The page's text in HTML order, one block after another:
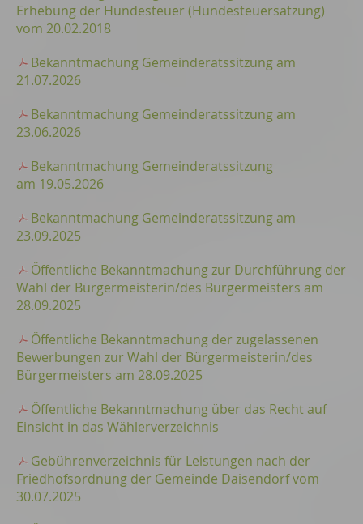
Erhebung der Hundesteuer (Hundesteuersatzung)
vom 20.02.2018
Bekanntmachung Gemeinderatssitzung am
21.07.2026
Bekanntmachung Gemeinderatssitzung am
23.06.2026
Bekanntmachung Gemeinderatssitzung
am 19.05.2026
Bekanntmachung Gemeinderatssitzung am
23.09.2025
Öffentliche Bekanntmachung zur Durchführung der
Wahl der Bürgermeisterin/des Bürgermeisters am
28.09.2025
Öffentliche Bekanntmachung der zugelassenen
Bewerbungen zur Wahl der Bürgermeisterin/des
Bürgermeisters am 28.09.2025
Öffentliche Bekanntmachung über das Recht auf
Einsicht in das Wählerverzeichnis
Gebührenverzeichnis für Leistungen nach der
Friedhofsordnung der Gemeinde Daisendorf vom
30.07.2025